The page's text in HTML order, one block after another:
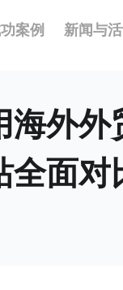
案例 新闻与
海外外
全面对